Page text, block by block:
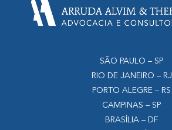
SÃO PAULO – SP
RIO DE JANEIRO – RJ
PORTO ALEGRE – RS
CAMPINAS – SP
BRASÍLIA – DF